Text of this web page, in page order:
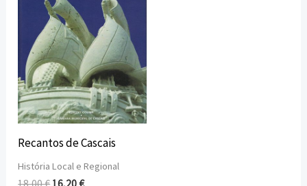
Recantos de Cascais
História Local e Regional